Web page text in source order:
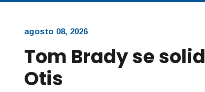
agosto 08, 2026
Tom Brady se
Otis